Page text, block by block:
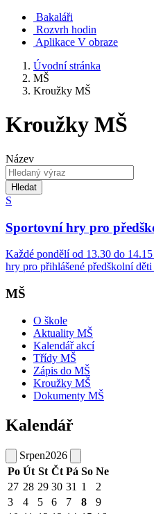
Bakaláři
Rozvrh hodin
Aplikace V obraze
Úvodní stránka
MŠ
Kroužky MŠ
Kroužky MŠ
Název
Hledat
S
Sportovní hry pro
Každé pondělí od 13.30 do
hry pro přihlášené předškolní
MŠ
O škole
Aktuality MŠ
Kalendář akcí
Třídy MŠ
Zápis do MŠ
Kroužky MŠ
Dokumenty MŠ
Kalendář
Srpen2026
Po Út St Čt Pá So Ne
27 28 29 30 31 1
2
3
4 5 6 7 8
9